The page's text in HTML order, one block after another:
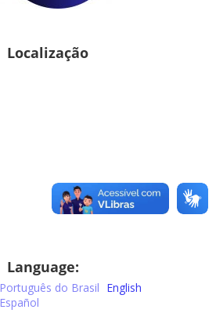
Localização
Language:
Português do Brasil English
Español